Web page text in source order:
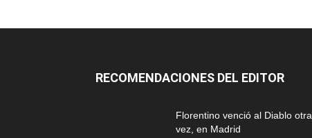
RECOMENDACIONES DEL EDITOR
Florentino venció al Diablo otra
vez, en Madrid